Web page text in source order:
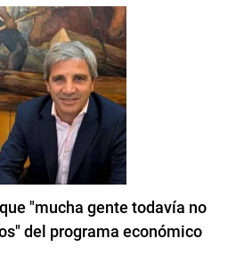
"mucha gente todavía no
del programa económico